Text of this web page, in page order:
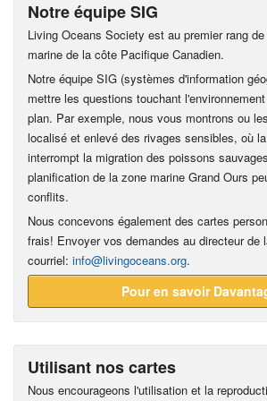
Notre équipe SIG
Living Oceans Society est au premier rang
marine de la côte Pacifique Canadien.
Notre équipe SIG (systèmes d'information
mettre les questions touchant
plan. Par exemple, nous vous montrons ou
localisé et enlevé des rivages sensibles, où
interrompt la migration des poissons
planification de la zone marine Grand Ours
conflits.
Nous concevons également des cartes
frais! Envoyer vos demandes au directeur de
courriel: info@livingoceans.org.
Pour en savoir
Utilisant nos cartes
Nous encourageons l'utilisation et la